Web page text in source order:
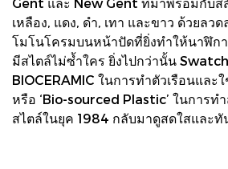
เหลือง, แดง, ดำ, เทา และขาว ด้วยลว
โมโนโครมบนหน้าปัดที่ยิ่งทำให้นาฬิกา
มีสไตล์ไม่ซ้ำใคร ยิ่งไปกว่านั้น
BIOCERAMIC ในการทำตัวเรือนแล
หรือ ‘Bio-sourced Plastic’ ในการท
สไตล์ในยุค 1984 กลับมาดูสดใสและทั